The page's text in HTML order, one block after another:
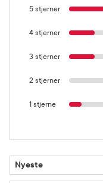
5 stjerner
4 stjerner
3 stjerner
2 stjerner
1 stjerne